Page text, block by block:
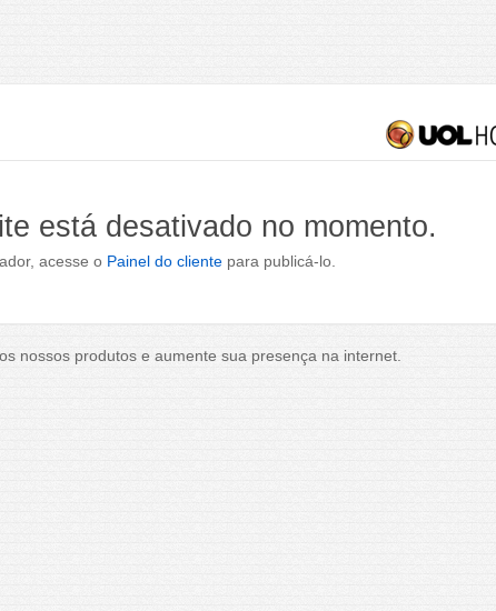
está desativado no momento.
acesse o Painel do clientepara publicá-lo.
nossos produtos e aumente sua presença na internet.